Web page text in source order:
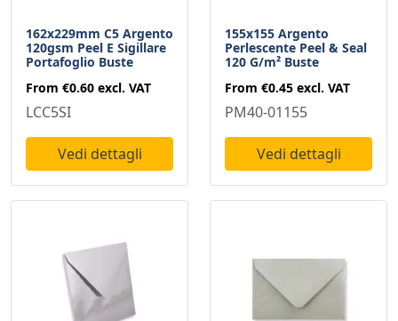
162x229mm C5 Argento
120gsm Peel E Sigillare
Portafoglio Buste
From €0.60 excl. VAT
LCC5SI
Vedi dettagli
155x155 Argento
Perlescente Peel & Seal
120 G/m² Buste
From €0.45 excl. VAT
PM40-01155
Vedi dettagli